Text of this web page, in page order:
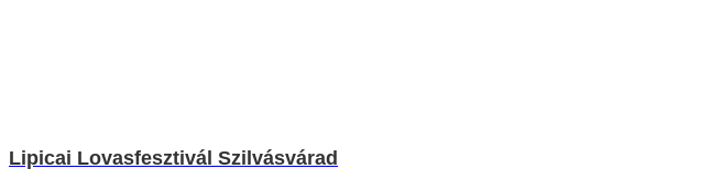
Lipicai Lovasfesztivál Szilvásvárad